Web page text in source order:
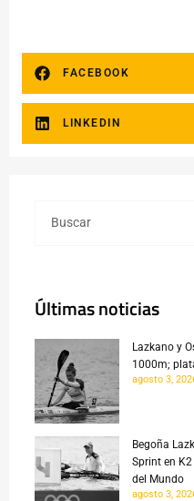
FACEBOOK
LINKEDIN
Últimas noticias
Lazkano y
1000m;
agosto 3,
Begoña
Sprint en
del Mundo
agosto 3,